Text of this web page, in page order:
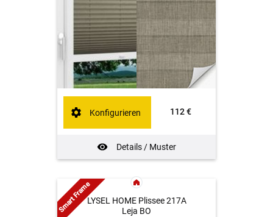
112 €
Details / Muster
Konfigurieren
LYSEL HOME Plissee 217A
Leja BO
Smart Frame